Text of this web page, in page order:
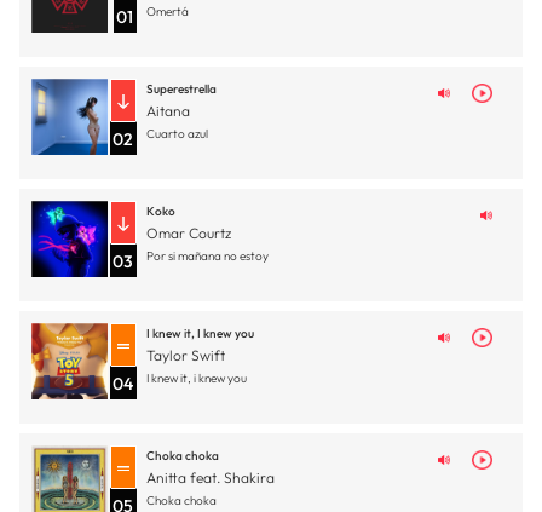
01 Omertá
02
Superestrella
Aitana
Cuarto azul
03
Koko
Omar Courtz
Por si mañana no estoy
04
I knew it, I knew you
Taylor Swift
I knew it, i knew you
05
Choka choka
Anitta feat. Shakira
Choka choka